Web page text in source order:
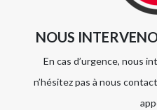
NOUS
En cas d’urgence, nous
n’hésitez pas à nous